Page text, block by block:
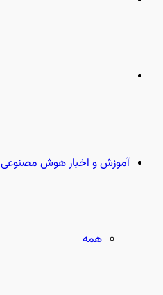
آموزش و اخبار هوش مصنوعی
همه